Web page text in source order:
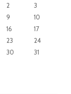
2
3
9
10
16
17
23
24
30 31